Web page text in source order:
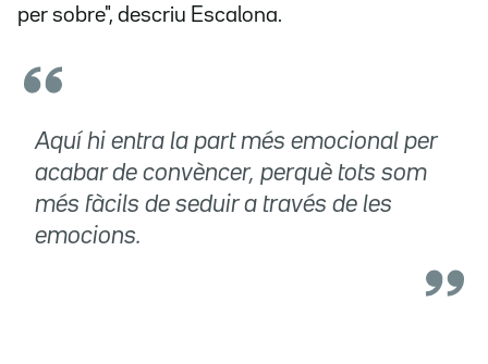
per sobre", descriu Escalona.
Aquí hi entra la part més emocional per
acabar de convèncer, perquè tots som
més fàcils de seduir a través de les
emocions.